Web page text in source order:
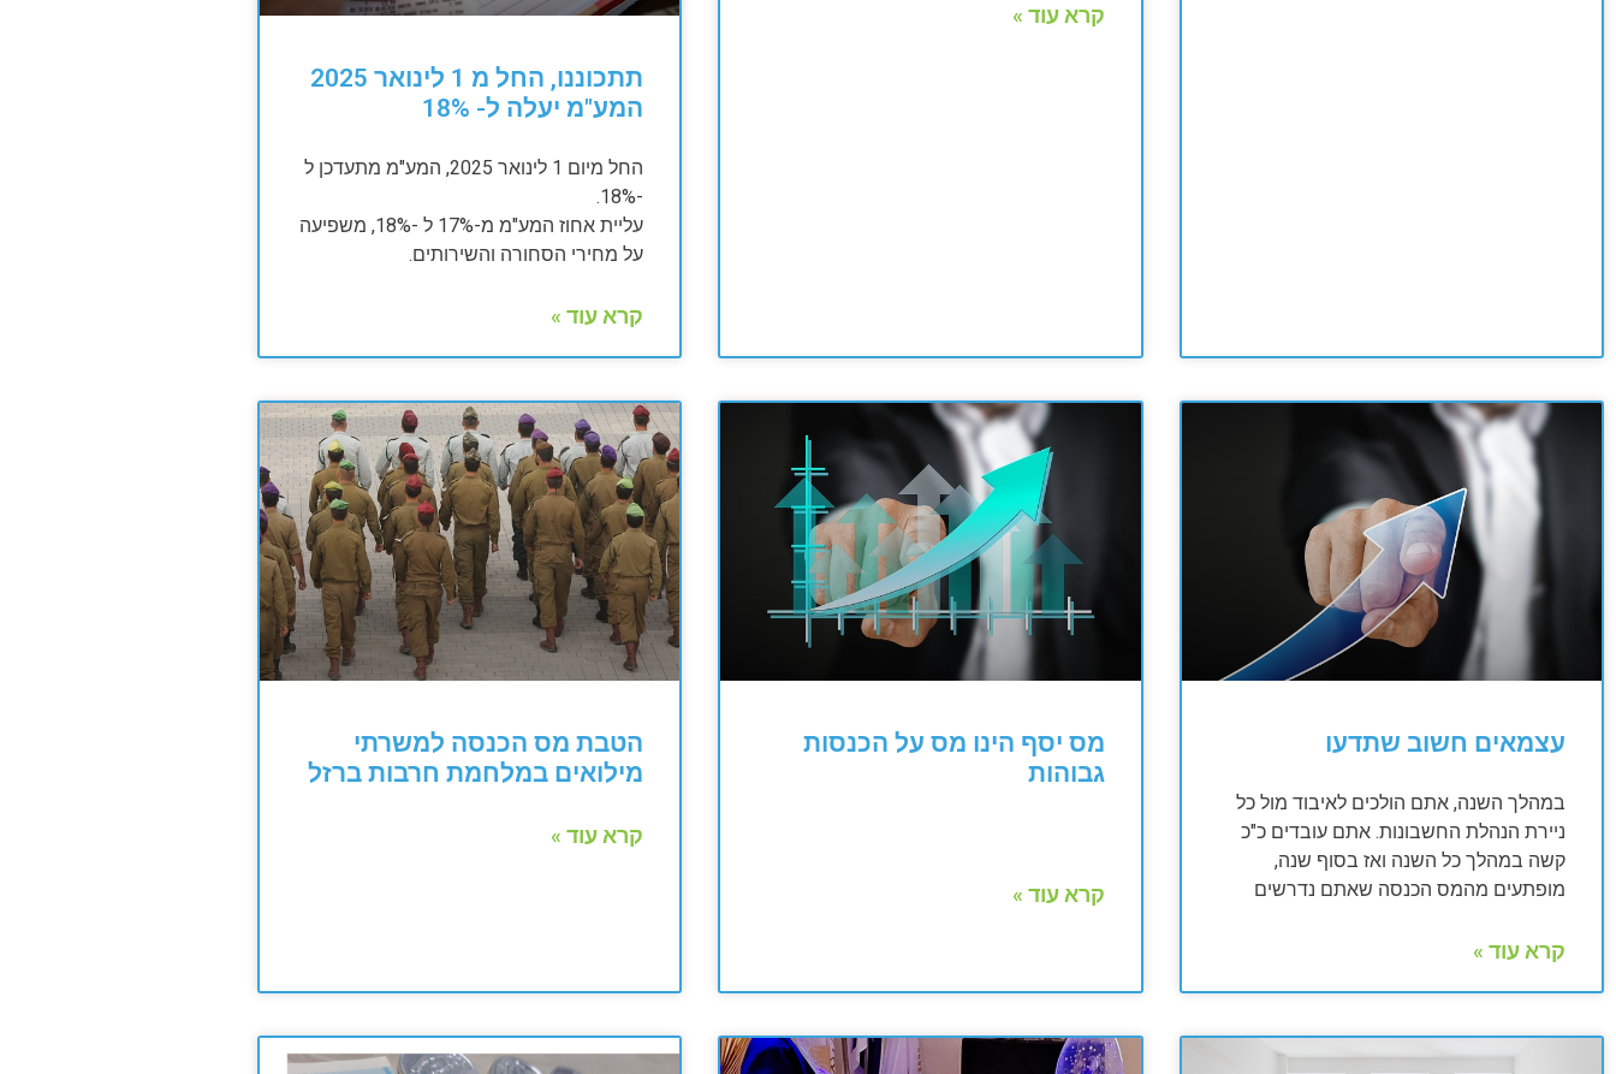
קרא עוד »
תתכוננו, החל מ 1 לינואר 2025
המע"מ יעלה ל- 18%
החל מיום 1 לינואר 2025, המע"מ מתעדכן ל
-18%.
עליית אחוז המע"מ מ-17% ל -18%, משפיעה
על מחירי הסחורה והשירותים.
קרא עוד »
עצמאים חשוב שתדעו
במהלך השנה, אתם הולכים לאיבוד מול כל
ניירת הנהלת החשבונות. אתם עובדים כ"כ
קשה במהלך כל השנה ואז בסוף שנה,
מופתעים מהמס הכנסה שאתם נדרשים
קרא עוד »
מס יסף הינו מס על הכנסות
גבוהות
קרא עוד »
הטבת מס הכנסה למשרתי
מילואים במלחמת חרבות ברזל
קרא עוד »